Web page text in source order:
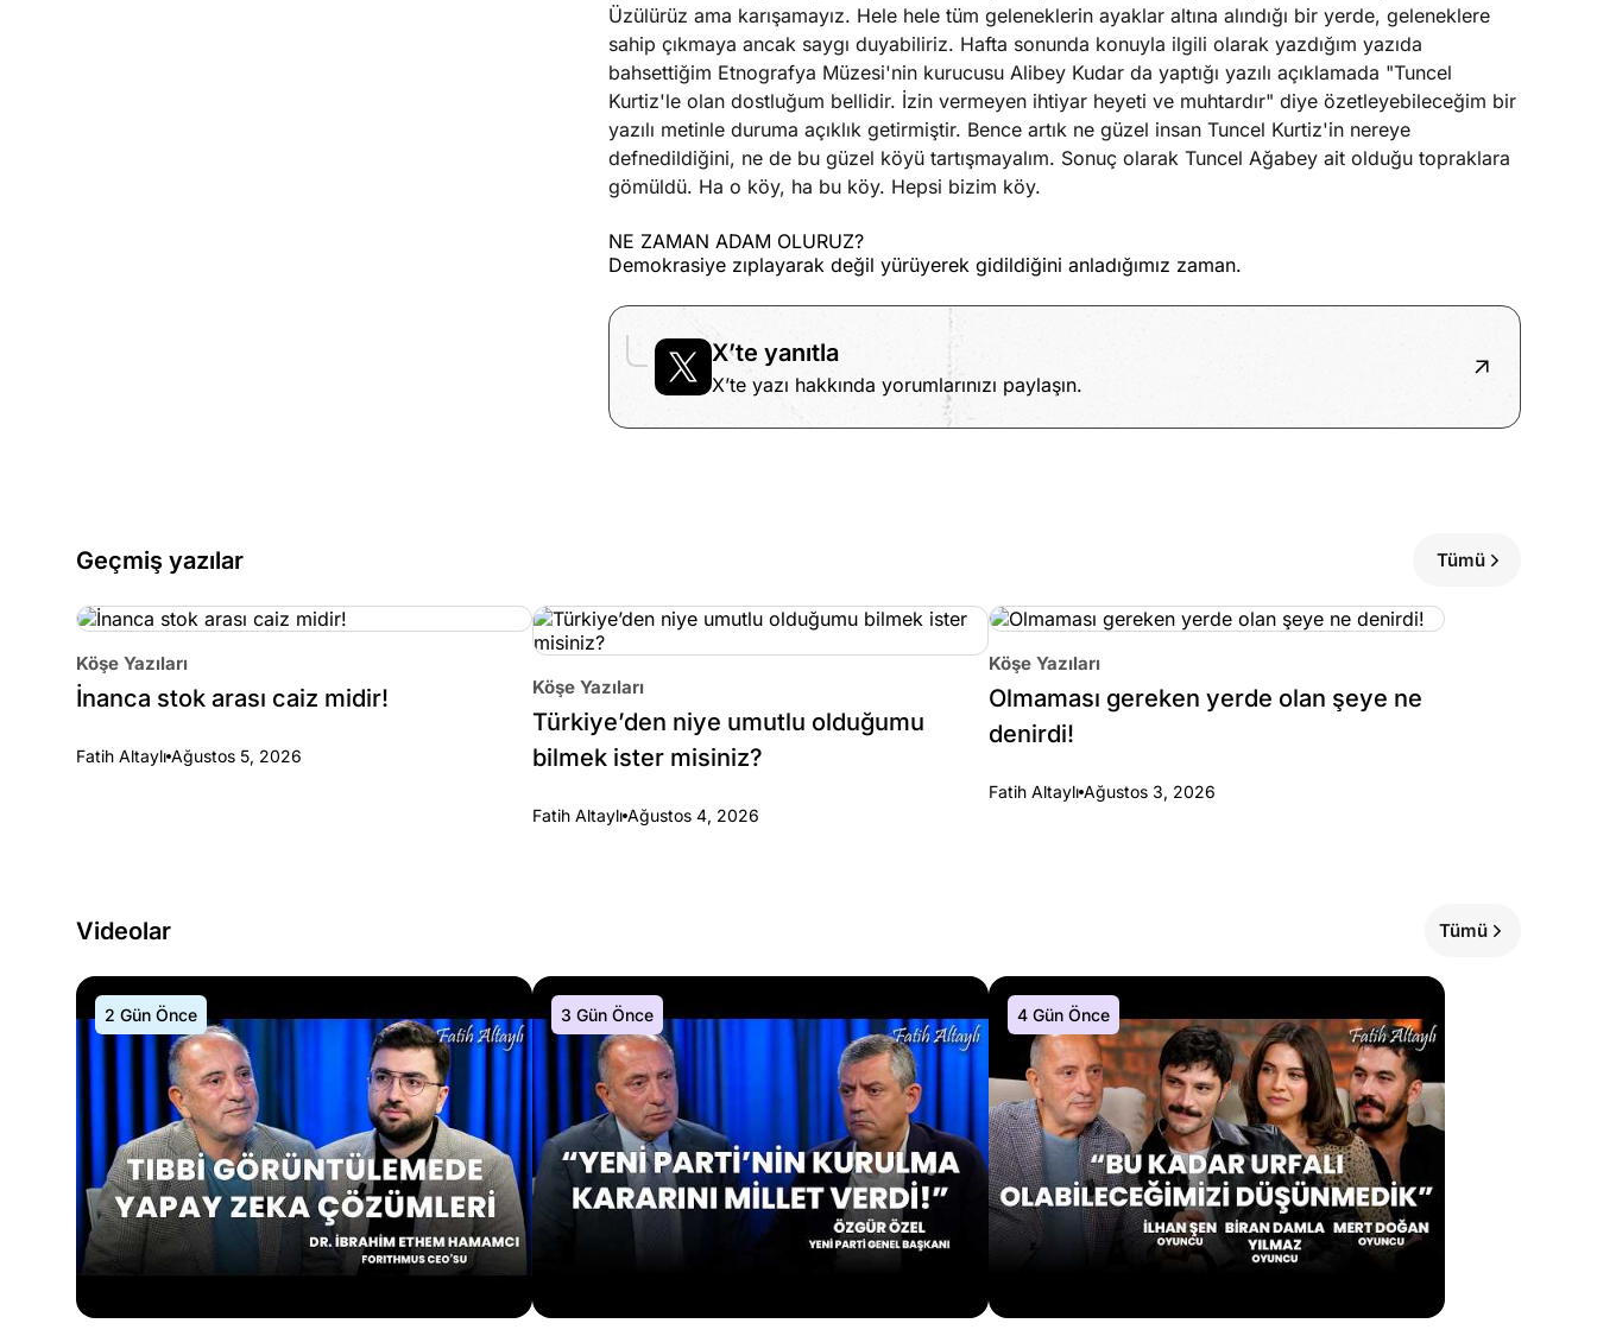
Üzülürüz ama karışamayız. Hele hele tüm geleneklerin ayaklar altına alındığı bir yerde, geleneklere
sahip çıkmaya ancak saygı duyabiliriz. Hafta sonunda konuyla ilgili olarak yazdığım yazıda
bahsettiğim Etnografya Müzesi'nin kurucusu Alibey Kudar da yaptığı yazılı açıklamada "Tuncel
Kurtiz'le olan dostluğum bellidir. İzin vermeyen ihtiyar heyeti ve muhtardır" diye özetleyebileceğim bir
yazılı metinle duruma açıklık getirmiştir. Bence artık ne güzel insan Tuncel Kurtiz'in nereye
defnedildiğini, ne de bu güzel köyü tartışmayalım. Sonuç olarak Tuncel Ağabey ait olduğu topraklara
gömüldü. Ha o köy, ha bu köy. Hepsi bizim köy.
NE ZAMAN ADAM OLURUZ?
Demokrasiye zıplayarak değil yürüyerek gidildiğini anladığımız zaman.
X’te yanıtla
X’te yazı hakkında yorumlarınızı paylaşın.
Geçmiş yazılar Tümü
Köşe Yazıları
İnanca stok arası caiz midir!
Fatih Altaylı Ağustos 5, 2026
Köşe Yazıları
Türkiye’den niye umutlu olduğumu
bilmek ister misiniz?
Fatih Altaylı Ağustos 4, 2026
Köşe Yazıları
Olmaması gereken yerde olan şeye ne
denirdi!
Fatih Altaylı Ağustos 3, 2026
Videolar Tümü
2 Gün Önce 3 Gün Önce 4 Gün Önce